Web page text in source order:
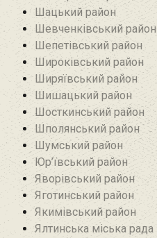
Шацький район
Шевченківський район
Шепетівський район
Широківський район
Ширяївський район
Шишацький район
Шосткинський район
Шполянський район
Шумський район
Юр’ївський район
Яворівський район
Яготинський район
Якимівський район
Ялтинська міська рада